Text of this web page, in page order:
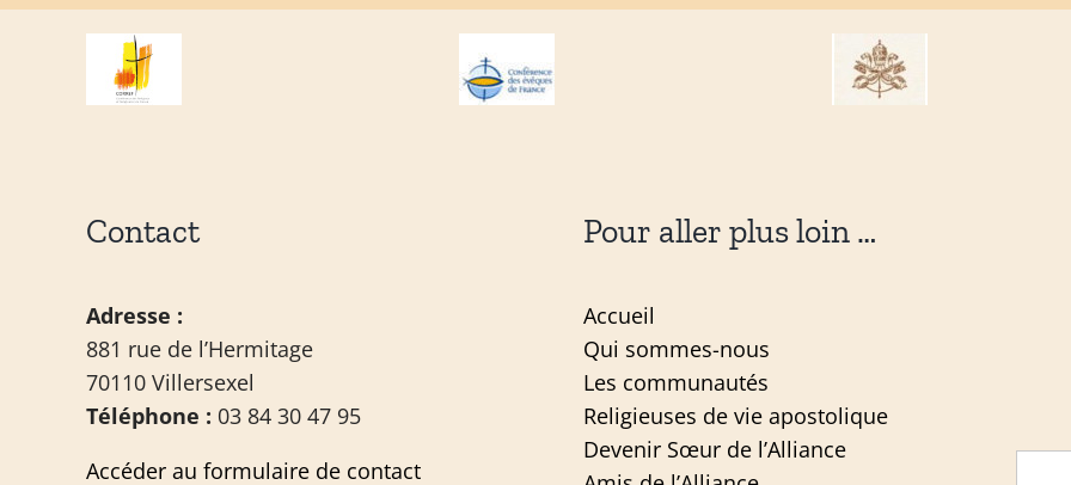
Contact
Adresse :
881 rue de l’Hermitage
70110 Villersexel
Téléphone : 03 84 30 47 95
Accéder au formulaire de contact
Pour aller plus loin …
Accueil
Qui sommes-nous
Les communautés
Religieuses de vie apostolique
Devenir Sœur de l’Alliance